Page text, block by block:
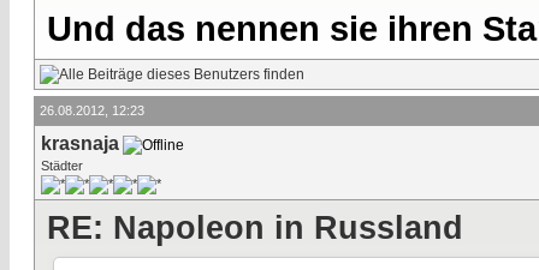
Und das nennen sie ihren
26.08.2012, 12:23
krasnaja
Städter
RE: Napoleon in Russland